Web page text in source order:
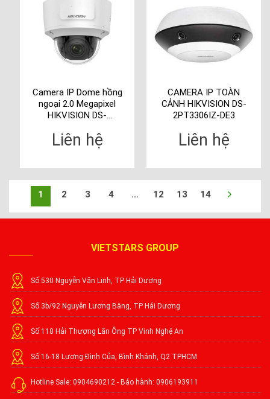
Camera IP Dome hồng
ngoại 2.0 Megapixel
HIKVISION DS-
Liên hệ
CAMERA IP TOÀN
CẢNH HIKVISION DS-
2PT3306IZ-DE3
Liên hệ
1 2 3 4 … 12 13 14
VIETSTARS GROUP
Số 530 Nguyễn Văn Linh, TP Hải Dương
Số 3b/92 Nguyễn Lương Bằng, TP Hải Dương
Số 118 Hải Thượng Lãn Ông TP Vinh Nghệ An
Số 16-18 Lương Đình Của, Bình Khánh, Q2 TPHCM
Hotline Sale: 0904690212 - Bảo hành: 0906193911